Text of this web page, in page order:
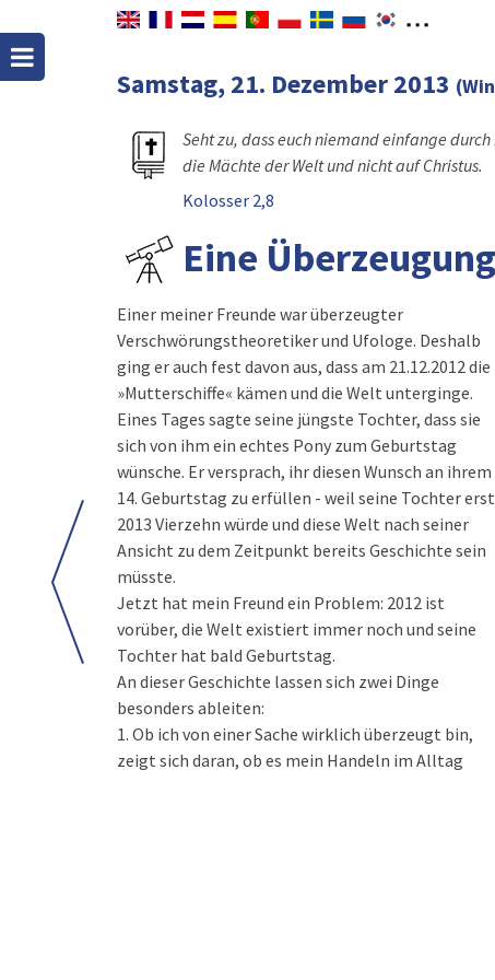
Samstag, 21. Dezember 2013
Seht zu, dass euch niemand einfange
die Mächte der Welt und nicht auf Christus.
Kolosser 2,8
Eine
Einer meiner Freunde war überzeugter
Verschwörungstheoretiker und Ufologe. Deshalb
ging er auch fest davon aus, dass am 21.12.2012 die
»Mutterschiffe« kämen und die Welt unterginge.
Eines Tages sagte seine jüngste Tochter, dass sie
sich von ihm ein echtes Pony zum Geburtstag
wünsche. Er versprach, ihr diesen Wunsch an ihrem
14. Geburtstag zu erfüllen - weil seine Tochter erst
2013 Vierzehn würde und diese Welt nach seiner
Ansicht zu dem Zeitpunkt bereits Geschichte sein
müsste.
Jetzt hat mein Freund ein Problem: 2012 ist
vorüber, die Welt existiert immer noch und seine
Tochter hat bald Geburtstag.
An dieser Geschichte lassen sich zwei Dinge
besonders ableiten:
1. Ob ich von einer Sache wirklich überzeugt bin,
zeigt sich daran, ob es mein Handeln im Alltag